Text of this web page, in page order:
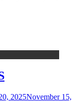
2025November 15,